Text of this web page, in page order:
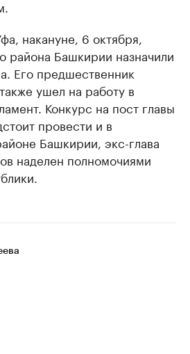
накануне, 6 октября,
района Башкирии назначили
Его предшественник
ушел на работу в
Конкурс на пост главы
провести и в
Башкирии, экс-глава
наделен полномочиями